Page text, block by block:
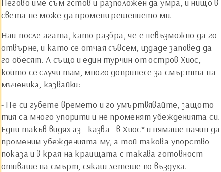
Негово име съм готов и разположен да умра, и нищо в
света не може да промени решението ми.
Най-после агата, като разбра, че е невъзможно да го
отвърне, и като се отчая съвсем, издаде заповед да
го обесят. А също и един турчин от остров Хиос,
който се случи там, много допринесе за смъртта на
мъченика, казвайки:
- Не си губете времето и го умъртвявайте, защото
тия са много упорити и не променят убежденията си.
Едни такъв видях аз - казва - в Хиос* и нямаше начин да
променим убежденията му, а той такова упорство
показа и в края на краищата с такава готовност
отиваше на смърт, сякаш летеше по въздуха.